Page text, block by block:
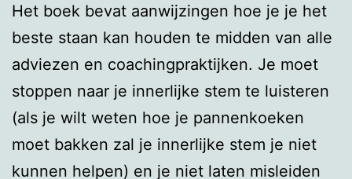
Het boek bevat aanwijzingen hoe je je het
beste staan kan houden te midden van alle
adviezen en coachingpraktijken. Je moet
stoppen naar je innerlijke stem te luisteren
(als je wilt weten hoe je pannenkoeken
moet bakken zal je innerlijke stem je niet
kunnen helpen) en je niet laten misleiden